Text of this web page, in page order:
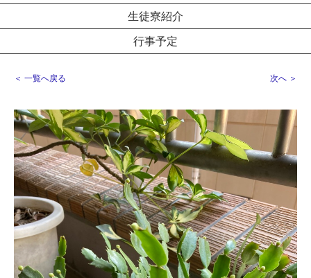
生徒寮紹介
行事予定
＜ 一覧へ戻る 次へ ＞